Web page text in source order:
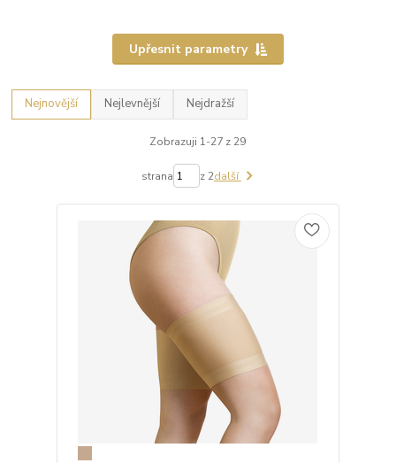
Upřesnit parametry
Nejnovější Nejlevnější Nejdražší
Zobrazuji 1-27 z 29
strana z 2další